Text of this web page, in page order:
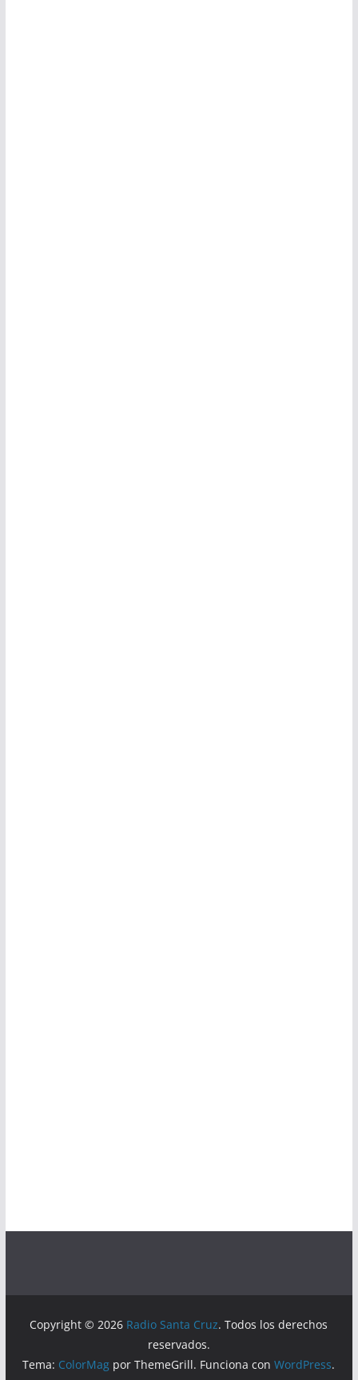
Copyright © 2026 Radio Santa Cruz. Todos los derechos
reservados.
Tema: ColorMag por ThemeGrill. Funciona conWordPress.